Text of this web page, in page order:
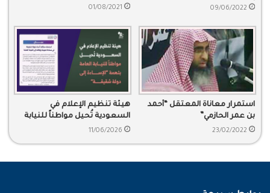
أعضاء من النيابة
09/06/2022
دولار للسعودية
01/08/2021
استمرار معاناة المعتقل “أحمد
بن عمر الحازمي”
23/02/2022
هيئة تنظيم الإعلام في
السعودية تُحيل مواطناً للنيابة
العامة بتهمة “الإساءة إلى دولة
11/06/2026